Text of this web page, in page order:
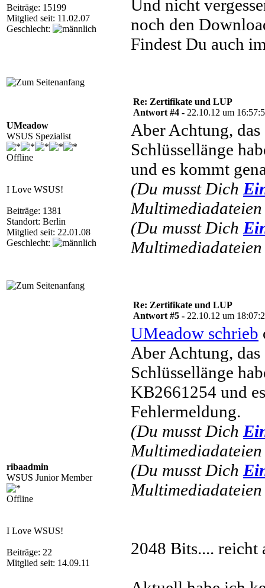
Beiträge: 15199
Mitglied seit: 11.02.07
Geschlecht:
Und nicht
noch den
Findest Du auch
UMeadow
WSUS Spezialist
Offline
I Love WSUS!
Beiträge: 1381
Standort: Berlin
Mitglied seit: 22.01.08
Geschlecht:
Re: Zertifikate und LUP
Antwort #4 - 22.10.12 um
Aber Achtung,
Schlüssellänge
und es kommt
(Du musst Dich
(Du musst Dich
ribaadmin
WSUS Junior Member
Offline
I Love WSUS!
Beiträge: 22
Mitglied seit: 14.09.11
Re: Zertifikate und LUP
Antwort #5 - 22.10.12 um
UMeadow schrieb
Aber Achtung,
Schlüssellänge
KB2661254 und
Fehlermeldung.
(Du musst Dich
(Du musst Dich
2048 Bits.... reicht